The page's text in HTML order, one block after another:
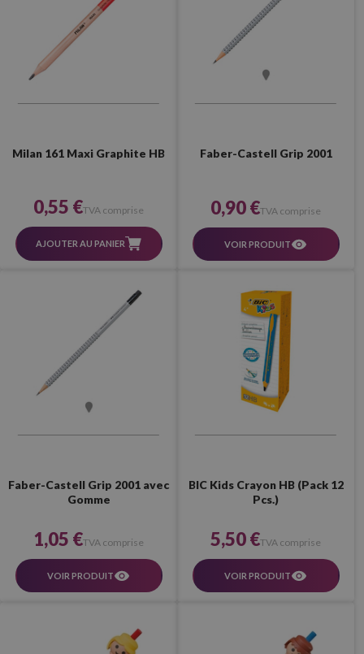
Milan 161 Maxi Graphite HB
0,55 €TVA comprise
AJOUTER AU PANIER
Faber-Castell Grip 2001
0,90 €TVA comprise
VOIR PRODUIT
Faber-Castell Grip 2001 avec
Gomme
1,05 €TVA comprise
VOIR PRODUIT
BIC Kids Crayon HB (Pack 12
Pcs.)
5,50 €TVA comprise
VOIR PRODUIT